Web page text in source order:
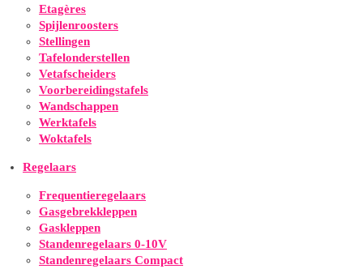
Etagères
Spijlenroosters
Stellingen
Tafelonderstellen
Vetafscheiders
Voorbereidingstafels
Wandschappen
Werktafels
Woktafels
Regelaars
Frequentieregelaars
Gasgebrekkleppen
Gaskleppen
Standenregelaars 0-10V
Standenregelaars Compact